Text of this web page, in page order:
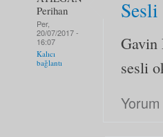
Perihan
Per,
20/07/2017 -
16:07
Kalıcı
bağlantı
Gavin
sesli